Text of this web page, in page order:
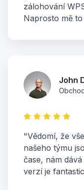
zálohování
Naprosto mě
John
"Vědomí, že
našeho týmu
čase, nám
verzí je